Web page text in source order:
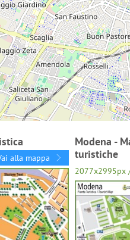
alla mappa
Modena -
turistiche
2077x2995px /